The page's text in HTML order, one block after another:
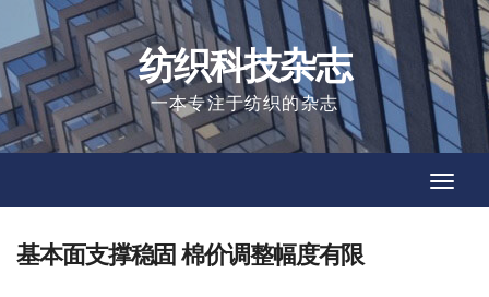
to
content
纺织科技杂志
一本专注于纺织的杂志
基本面支撑稳固 棉价调整幅度有限